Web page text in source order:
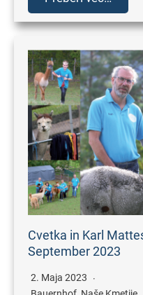
Cvetka in Karl
September 2023
2. Maja 2023